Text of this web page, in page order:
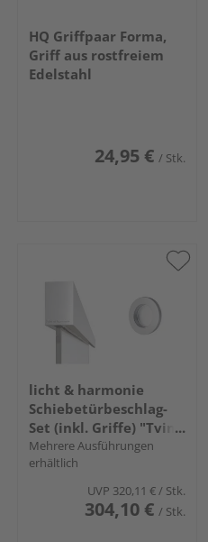
HQ Griffpaar Forma,
Griff aus rostfreiem
Edelstahl
24,95 € / Stk.
licht & harmonie
Schiebetürbeschlag-
Set (inkl. Griffe) "Tvin
2.0"
Mehrere Ausführungen
erhältlich
UVP 320,11 €/ Stk.
304,10 € / Stk.